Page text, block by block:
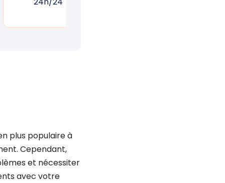
plus populaire à
Cependant,
et nécessiter
avec votre